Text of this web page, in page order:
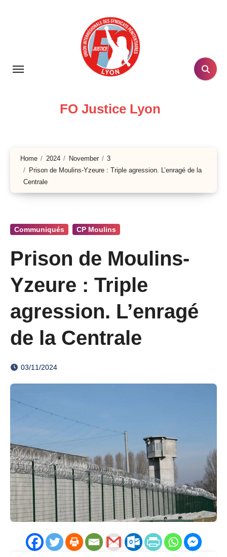
FO Justice Lyon
Home 2024 November
3
Prison de Moulins-Yzeure : Triple agression. L’enragé de la
Centrale
Communiqués CP Moulins
Prison de Moulins-
Yzeure : Triple
agression. L’enragé
de la Centrale
03/11/2024